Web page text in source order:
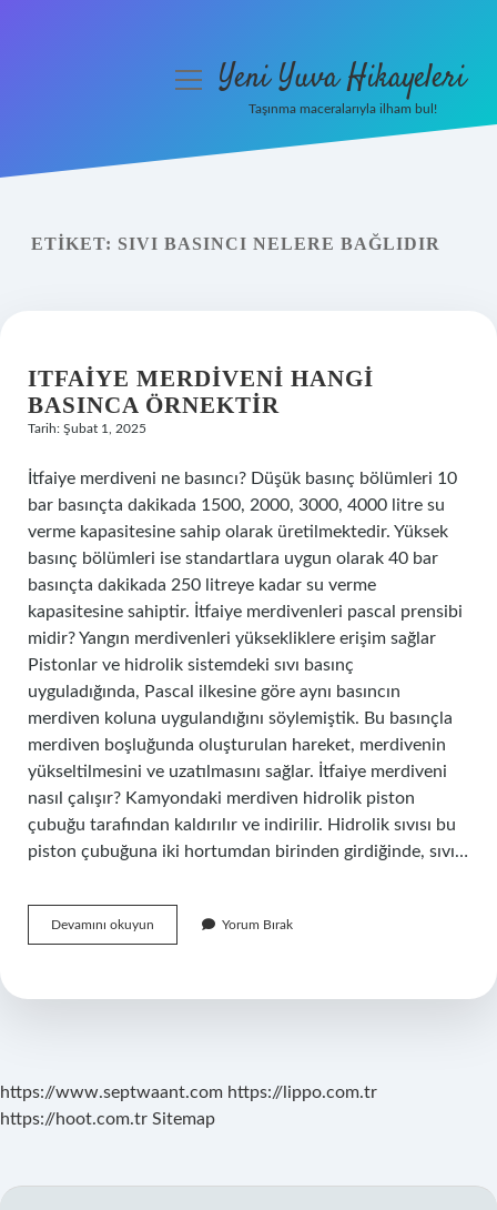
Yasal Uyarı
menüyüYeni Yuva Hikayeleri
Taşınma maceralarıyla ilham bul!
ETIKET: SIVI BASINCI NELERE BAĞLIDIR
ITFAIYE MERDIVENI HANGI
BASINCA ÖRNEKTIR
Tarih: Şubat 1, 2025
İtfaiye merdiveni ne basıncı? Düşük basınç bölümleri 10
bar basınçta dakikada 1500, 2000, 3000, 4000 litre su
verme kapasitesine sahip olarak üretilmektedir. Yüksek
basınç bölümleri ise standartlara uygun olarak 40 bar
basınçta dakikada 250 litreye kadar su verme
kapasitesine sahiptir. İtfaiye merdivenleri pascal prensibi
midir? Yangın merdivenleri yüksekliklere erişim sağlar
Pistonlar ve hidrolik sistemdeki sıvı basınç
uyguladığında, Pascal ilkesine göre aynı basıncın
merdiven koluna uygulandığını söylemiştik. Bu basınçla
merdiven boşluğunda oluşturulan hareket, merdivenin
yükseltilmesini ve uzatılmasını sağlar. İtfaiye merdiveni
nasıl çalışır? Kamyondaki merdiven hidrolik piston
çubuğu tarafından kaldırılır ve indirilir. Hidrolik sıvısı bu
piston çubuğuna iki hortumdan birinden girdiğinde, sıvı…
Devamını okuyun
Merdiveni
Örnektir
Yorum Bırak
https://www.septwaant.com https://lippo.com.tr
https://hoot.com.tr Sitemap